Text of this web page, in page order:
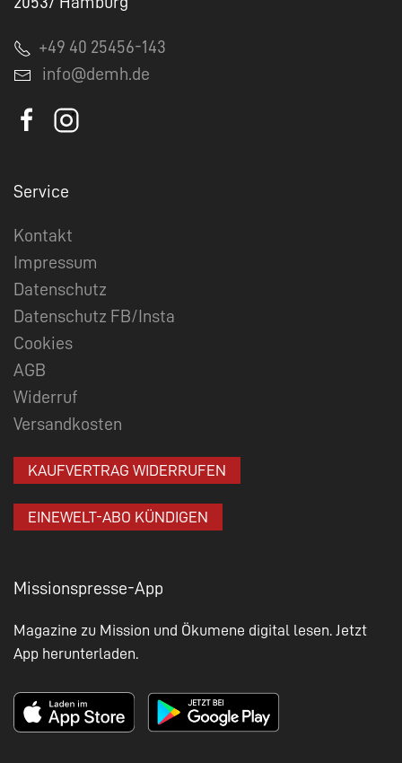
+49 40 25456-143
info@demh.de
Service
Kontakt
Impressum
Datenschutz
Datenschutz FB/Insta
Cookies
AGB
Widerruf
Versandkosten
KAUFVERTRAG WIDERRUFEN
EINEWELT-ABO KÜNDIGEN
Missionspresse-App
Magazine zu Mission und Ökumene digital lesen. Jetzt
App herunterladen.